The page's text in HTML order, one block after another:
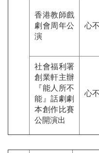
香港教師戲
劇會周年公
演
心
社會福利署
創業軒主辦
『能人所不
能』話劇劇
本創作比賽
公開演出
心